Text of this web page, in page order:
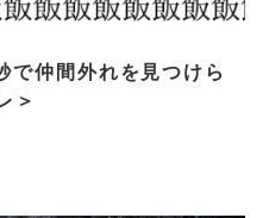
で仲間外れを見つけら
＞